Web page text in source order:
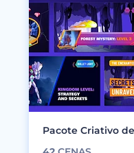
Pacote Criativo